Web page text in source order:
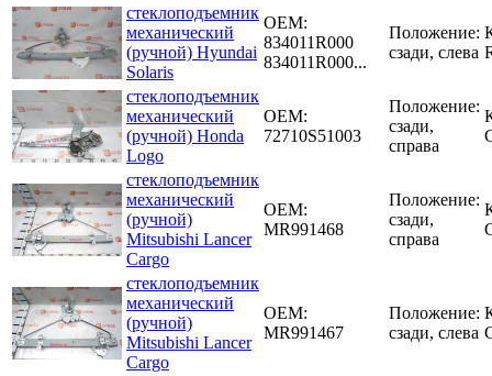
стеклоподъемник
механический
(ручной) Hyundai
Solaris
OEM:
834011R000
834011R000...
Положение:
сзади, слева
стеклоподъемник
механический
(ручной) Honda
Logo
OEM:
72710S51003
Положение:
сзади,
справа
стеклоподъемник
механический
(ручной)
Mitsubishi Lancer
Cargo
OEM:
MR991468
Положение:
сзади,
справа
стеклоподъемник
механический
(ручной)
Mitsubishi Lancer
Cargo
OEM:
MR991467
Положение:
сзади, слева